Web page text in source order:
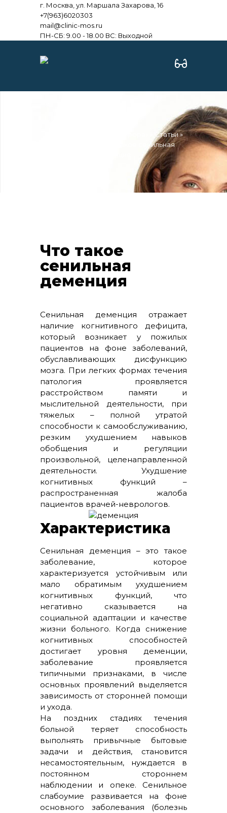
г. Москва, ул. Маршала Захарова, 16
+7(963)6020303
mail@clinic-mos.ru
ПН-СБ: 9.00 - 18.00 ВС: Выходной
Статьи»
» Что такое сенильная
Что такое
сенильная
деменция
Сенильная деменция отражает
наличие когнитивного дефицита,
который возникает у пожилых
пациентов на фоне заболеваний,
обуславливающих дисфункцию
мозга. При легких формах течения
патология проявляется
расстройством памяти и
мыслительной деятельности, при
тяжелых – полной утратой
способности к самообслуживанию,
резким ухудшением навыков
обобщения и регуляции
произвольной, целенаправленной
деятельности. Ухудшение
когнитивных функций –
распространенная жалоба
пациентов врачей-неврологов.
Характеристика
Сенильная деменция – это такое
заболевание, которое
характеризуется устойчивым или
мало обратимым ухудшением
когнитивных функций, что
негативно сказывается на
социальной адаптации и качестве
жизни больного. Когда снижение
когнитивных способностей
достигает уровня деменции,
заболевание проявляется
типичными признаками, в числе
основных проявлений выделяется
зависимость от сторонней помощи
и ухода.
На поздних стадиях течения
больной теряет способность
выполнять привычные бытовые
задачи и действия, становится
несамостоятельным, нуждается в
постоянном стороннем
наблюдении и опеке. Сенильное
слабоумие развивается на фоне
основного заболевания (болезнь